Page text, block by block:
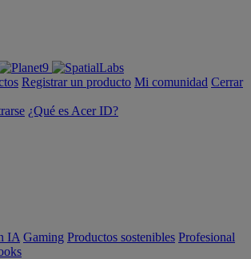
Registrar un producto Mi comunidad Cerrar
¿Qué es Acer ID?
IA Gaming Productos sostenibles Profesional